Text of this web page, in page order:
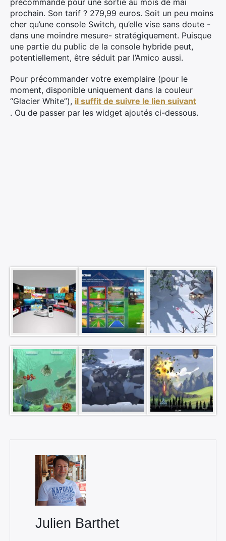
précommande pour une sortie au mois de mai
prochain. Son tarif ? 279,99 euros. Soit un peu moins
cher qu’une console Switch, qu’elle vise sans doute -
dans une moindre mesure- stratégiquement. Puisque
une partie du public de la console hybride peut,
potentiellement, être séduit par l’Amico aussi.
Pour précommander votre exemplaire (pour le
moment, disponible uniquement dans la couleur
“Glacier White”), il suffit de suivre le lien suivant
. Ou de passer par les widget ajoutés ci-dessous.
Julien Barthet